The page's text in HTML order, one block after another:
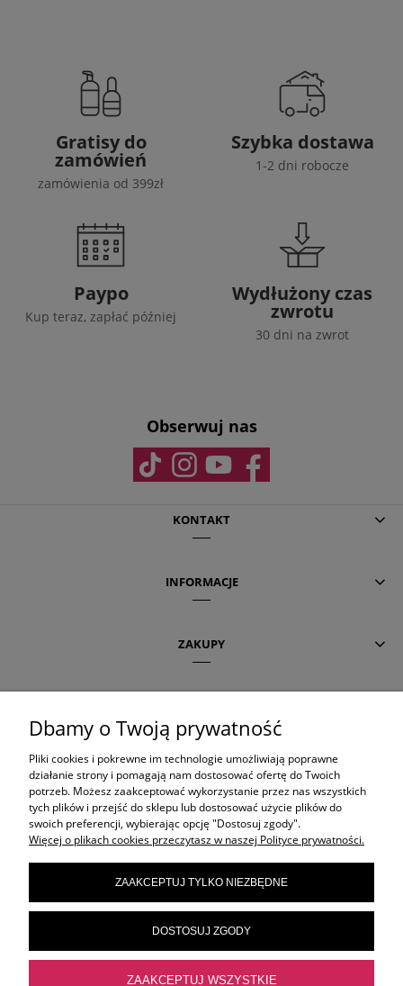
Gratisy do
zamówień
zamówienia od 399zł
Szybka dostawa
1-2 dni robocze
Paypo
Kup teraz, zapłać później
Wydłużony czas
zwrotu
30 dni na zwrot
Obserwuj nas
KONTAKT
INFORMACJE
ZAKUPY
AKTUALNE TEMATY
OLAPLEX
ELEVEN AUSTRALIA
Dbamy o Twoją prywatność
Pliki cookies i pokrewne im technologie umożliwiają poprawne
działanie strony i pomagają nam dostosować ofertę do Twoich
potrzeb. Możesz zaakceptować wykorzystanie przez nas wszystkich
tych plików i przejść do sklepu lub dostosować użycie plików do
swoich preferencji, wybierając opcję "Dostosuj zgody".
Więcej o plikach cookies przeczytasz w naszej Polityce prywatności.
ZAAKCEPTUJ TYLKO NIEZBĘDNE
DOSTOSUJ ZGODY
ZAAKCEPTUJ WSZYSTKIE